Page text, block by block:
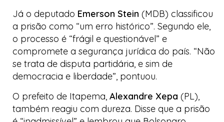
Já o deputado Emerson Stein (MDB) classificou
a prisão como “um erro histórico”. Segundo ele,
o processo é “frágil e questionável” e
compromete a segurança jurídica do país. “Não
se trata de disputa partidária, e sim de
democracia e liberdade”, pontuou.
O prefeito de Itapema, Alexandre Xepa (PL),
também reagiu com dureza. Disse que a prisão